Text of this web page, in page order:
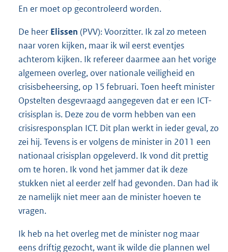
En er moet op gecontroleerd worden.
De heer Elissen (PVV): Voorzitter. Ik zal zo meteen
naar voren kijken, maar ik wil eerst eventjes
achterom kijken. Ik refereer daarmee aan het vorige
algemeen overleg, over nationale veiligheid en
crisisbeheersing, op 15 februari. Toen heeft minister
Opstelten desgevraagd aangegeven dat er een ICT-
crisisplan is. Deze zou de vorm hebben van een
crisisresponsplan ICT. Dit plan werkt in ieder geval, zo
zei hij. Tevens is er volgens de minister in 2011 een
nationaal crisisplan opgeleverd. Ik vond dit prettig
om te horen. Ik vond het jammer dat ik deze
stukken niet al eerder zelf had gevonden. Dan had ik
ze namelijk niet meer aan de minister hoeven te
vragen.
Ik heb na het overleg met de minister nog maar
eens driftig gezocht, want ik wilde die plannen wel